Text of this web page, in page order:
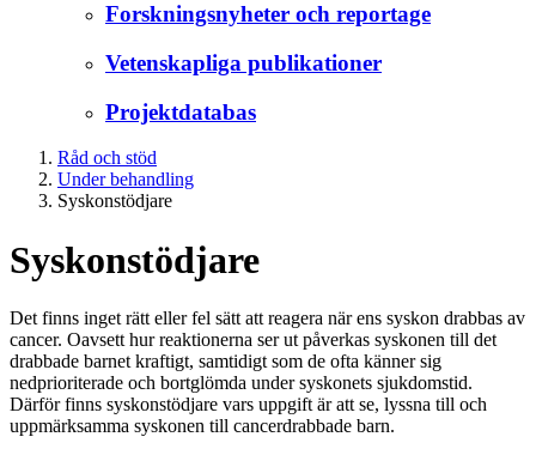
Forskningsnyheter och reportage
Vetenskapliga publikationer
Projektdatabas
Råd och stöd
Under behandling
Syskonstödjare
Syskonstödjare
Det finns inget rätt eller fel sätt att reagera när ens syskon drabbas av
cancer. Oavsett hur reaktionerna ser ut påverkas syskonen till det
drabbade barnet kraftigt, samtidigt som de ofta känner sig
nedprioriterade och bortglömda under syskonets sjukdomstid.
Därför finns syskonstödjare vars uppgift är att se, lyssna till och
uppmärksamma syskonen till cancerdrabbade barn.